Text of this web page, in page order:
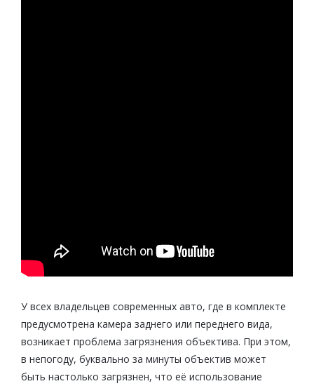
У всех владельцев современных авто, где в комплекте
предусмотрена камера заднего или переднего вида,
возникает проблема загрязнения объектива. При этом,
в непогоду, буквально за минуты объектив может
быть настолько загрязнен, что её использование